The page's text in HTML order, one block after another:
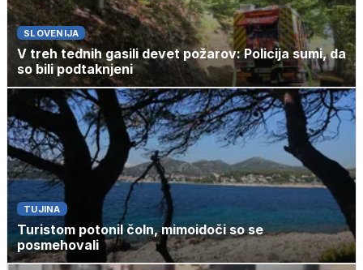
SLOVENIJA
V treh tednih gasili devet požarov: Policija sumi, da
so bili podtaknjeni
TUJINA
Turistom potonil čoln, mimoidoči so se
posmehovali